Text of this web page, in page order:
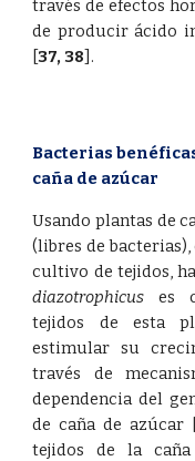
través de efectos
de producir ácido
[37, 38] .
Bacterias
caña de azúcar
Usando plantas de
(libres de
cultivo de tejidos,
diazotrophicus es
tejidos de esta
estimular su
través de
dependencia del
de caña de azúcar
tejidos de la